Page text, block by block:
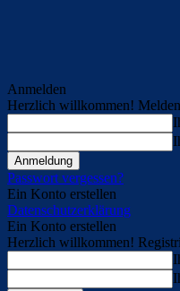
Anmelden
Herzlich willkommen!
Passwort vergessen?
Ein Konto erstellen
Datenschutzerklärung
Ein Konto erstellen
Herzlich willkommen!